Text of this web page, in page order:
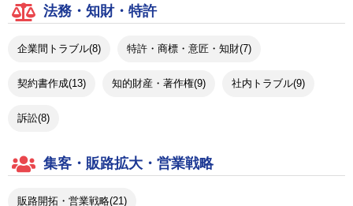
法務・知財・特許
企業間トラブル(8) 特許・商標・意匠・知財(7)
契約書作成(13) 知的財産・著作権(9) 社内トラブル(9)
訴訟(8)
集客・販路拡大・営業戦略
販路開拓・営業戦略(21)